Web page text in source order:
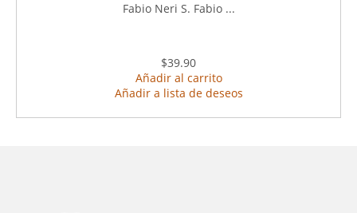
Fabio Neri S. Fabio ...
$39.90
Añadir al carrito
Añadir a lista de deseos